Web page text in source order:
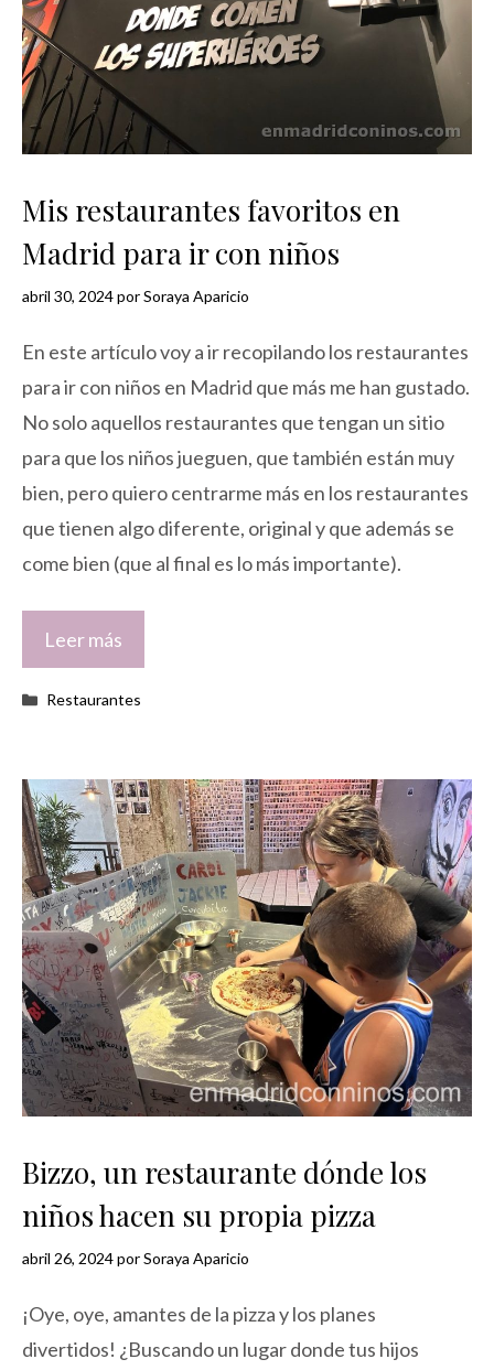
Mis restaurantes favoritos en
Madrid para ir con niños
abril 30, 2024porSoraya Aparicio
En este artículo voy a ir recopilando los restaurantes
para ir con niños en Madrid que más me han gustado.
No solo aquellos restaurantes que tengan un sitio
para que los niños jueguen, que también están muy
bien, pero quiero centrarme más en los restaurantes
que tienen algo diferente, original y que además se
come bien (que al final es lo más importante).
Leer más
Categorías
Restaurantes
Bizzo, un restaurante dónde los
niños hacen su propia pizza
abril 26, 2024porSoraya Aparicio
¡Oye, oye, amantes de la pizza y los planes
divertidos! ¿Buscando un lugar donde tus hijos